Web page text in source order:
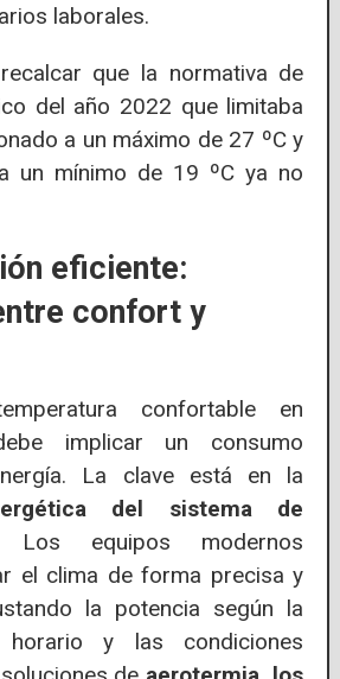
laborales.
que la normativa de
del año 2022 que limitaba
a un máximo de 27 ºC y
un mínimo de 19 ºC ya no
eficiente:
confort y
confortable en
implicar un consumo
La clave está en la
del sistema de
equipos modernos
el clima de forma precisa y
la potencia según la
horario y las condiciones